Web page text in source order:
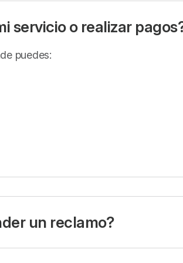
servicio o realizar
puedes:
un reclamo?